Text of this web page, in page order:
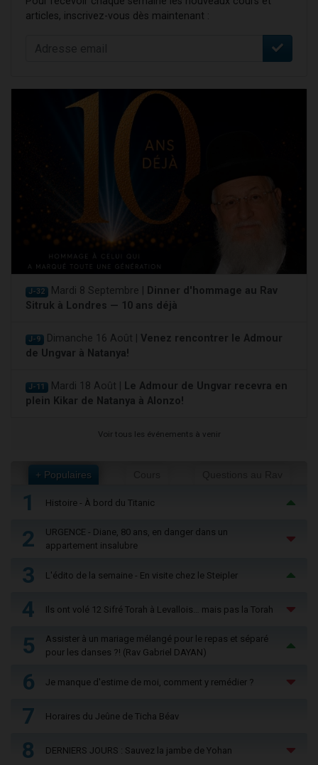
articles, inscrivez-vous dès maintenant :
J-32 Mardi 8 Septembre |
Dinner d'hommage au Rav
Sitruk à Londres — 10 ans déjà
J-9 Dimanche 16 Août | Venez rencontrer le Admour
de Ungvar à Natanya!
J-11 Mardi 18 Août |
Le Admour de Ungvar recevra en
plein Kikar de Natanya à Alonzo!
Voir tous les événements à venir
+ Populaires
1 Histoire - À bord du Titanic
2
URGENCE - Diane, 80 ans, en danger dans un
appartement insalubre
3 L'édito de la semaine - En visite chez le Steipler
4 Ils ont volé 12 Sifré Torah à Levallois… mais pas la Torah
5
Assister à un mariage mélangé pour le repas et séparé
pour les danses ?! (Rav Gabriel DAYAN)
6 Je manque d'estime de moi, comment y remédier ?
7 Horaires du Jeûne de Ticha Béav
8 DERNIERS JOURS : Sauvez la jambe de Yohan